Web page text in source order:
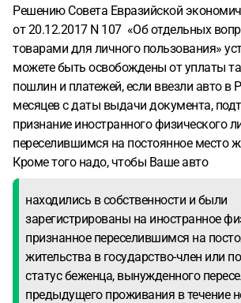
Решению Совета Евразийской
от 20.12.2017 N 107 «Об отдельных
товарами для личного пользования»
можете быть освобождены от уплаты
пошлин и платежей, если ввезли авто в
месяцев с даты выдачи документа,
признание иностранного физического
переселившимся на постоянное место
Кроме того надо, чтобы Ваше авто
находились в собственности и были
зарегистрированы на иностранное
признанное переселившимся на
жительства в государство-член или
статус беженца, вынужденного
предыдущего проживания в течение